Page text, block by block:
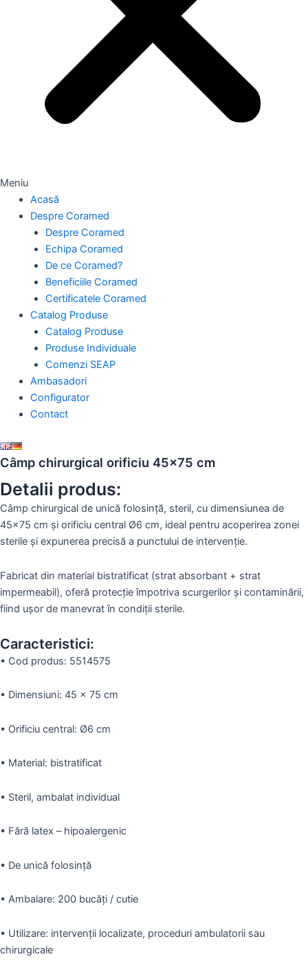
Meniu
Acasă
Despre Coramed
Despre Coramed
Echipa Coramed
De ce Coramed?
Beneficiile Coramed
Certificatele Coramed
Catalog Produse
Catalog Produse
Produse Individuale
Comenzi SEAP
Ambasadori
Configurator
Contact
Câmp chirurgical orificiu 45×75 cm
Detalii produs:
Câmp chirurgical de unică folosință, steril, cu dimensiunea de
45×75 cm și orificiu central Ø6 cm, ideal pentru acoperirea zonei
sterile și expunerea precisă a punctului de intervenție.
Fabricat din material bistratificat (strat absorbant + strat
impermeabil), oferă protecție împotriva scurgerilor și contaminării,
fiind ușor de manevrat în condiții sterile.
Caracteristici:
• Cod produs: 5514575
• Dimensiuni: 45 x 75 cm
• Orificiu central: Ø6 cm
• Material: bistratificat
• Steril, ambalat individual
• Fără latex – hipoalergenic
• De unică folosință
• Ambalare: 200 bucăți / cutie
• Utilizare: intervenții localizate, proceduri ambulatorii sau
chirurgicale